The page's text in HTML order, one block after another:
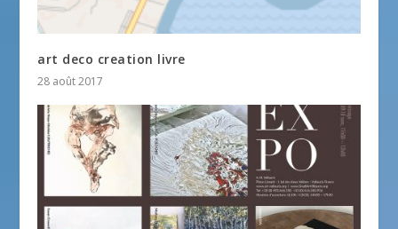
art deco creation livre
28 août 2017